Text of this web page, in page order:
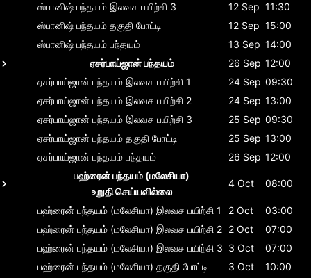
ஸ்பானிஷ் பந்தயம் இலவச பயிற்சி 3 12 Sep 11:30
ஸ்பானிஷ் பந்தயம் தகுதி போட்டி 12 Sep 15:00
ஸ்பானிஷ் பந்தயம் பந்தயம் 13 Sep 14:00
ஏசர்பாய்ஜான் பந்தயம்
26 Sep 12:00
ஏசர்பாய்ஜான் பந்தயம் இலவச பயிற்சி 1 24 Sep 09:30
ஏசர்பாய்ஜான் பந்தயம் இலவச பயிற்சி 2 24 Sep 13:00
ஏசர்பாய்ஜான் பந்தயம் இலவச பயிற்சி 3 25 Sep 09:30
ஏசர்பாய்ஜான் பந்தயம் தகுதி போட்டி 25 Sep 13:00
ஏசர்பாய்ஜான் பந்தயம் பந்தயம் 26 Sep 12:00
பஹ்ரைன் பந்தயம் (மலேசியா)
உறுதி செய்யவில்லை
4 Oct 08:00
பஹ்ரைன் பந்தயம் (மலேசியா) இலவச பயிற்சி 1 2 Oct
03:00
பஹ்ரைன் பந்தயம் (மலேசியா) இலவச பயிற்சி 2 2 Oct
07:00
பஹ்ரைன் பந்தயம் (மலேசியா) இலவச பயிற்சி 3 3 Oct
07:00
பஹ்ரைன் பந்தயம் (மலேசியா) தகுதி போட்டி 3 Oct
10:00